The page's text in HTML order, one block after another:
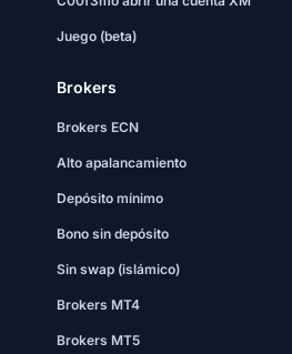
Juego (beta)
Brokers
Brokers ECN
Alto apalancamiento
Depósito mínimo
Bono sin depósito
Sin swap (islámico)
Brokers MT4
Brokers MT5